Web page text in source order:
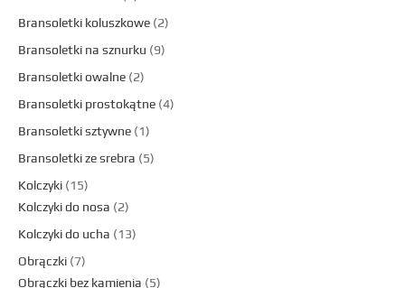
Bransoletki koluszkowe 2
Bransoletki na sznurku
9
Bransoletki owalne 2
Bransoletki prostokątne 4
Bransoletki sztywne 1
Bransoletki ze srebra
5
Kolczyki 15
Kolczyki do nosa
2
Kolczyki do ucha
13
Obrączki 7
Obrączki bez kamienia
5